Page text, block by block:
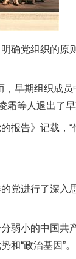
党组织的原
早期组织成员
霜等人退出了早
告》记载，“
进行了深入
小的中国共
“政治基因”。